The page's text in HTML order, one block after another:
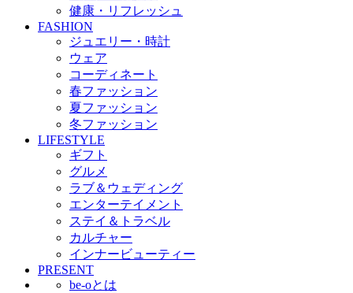
健康・リフレッシュ
FASHION
ジュエリー・時計
ウェア
コーディネート
春ファッション
夏ファッション
冬ファッション
LIFESTYLE
ギフト
グルメ
ラブ＆ウェディング
エンターテイメント
ステイ＆トラベル
カルチャー
インナービューティー
PRESENT
be-oとは